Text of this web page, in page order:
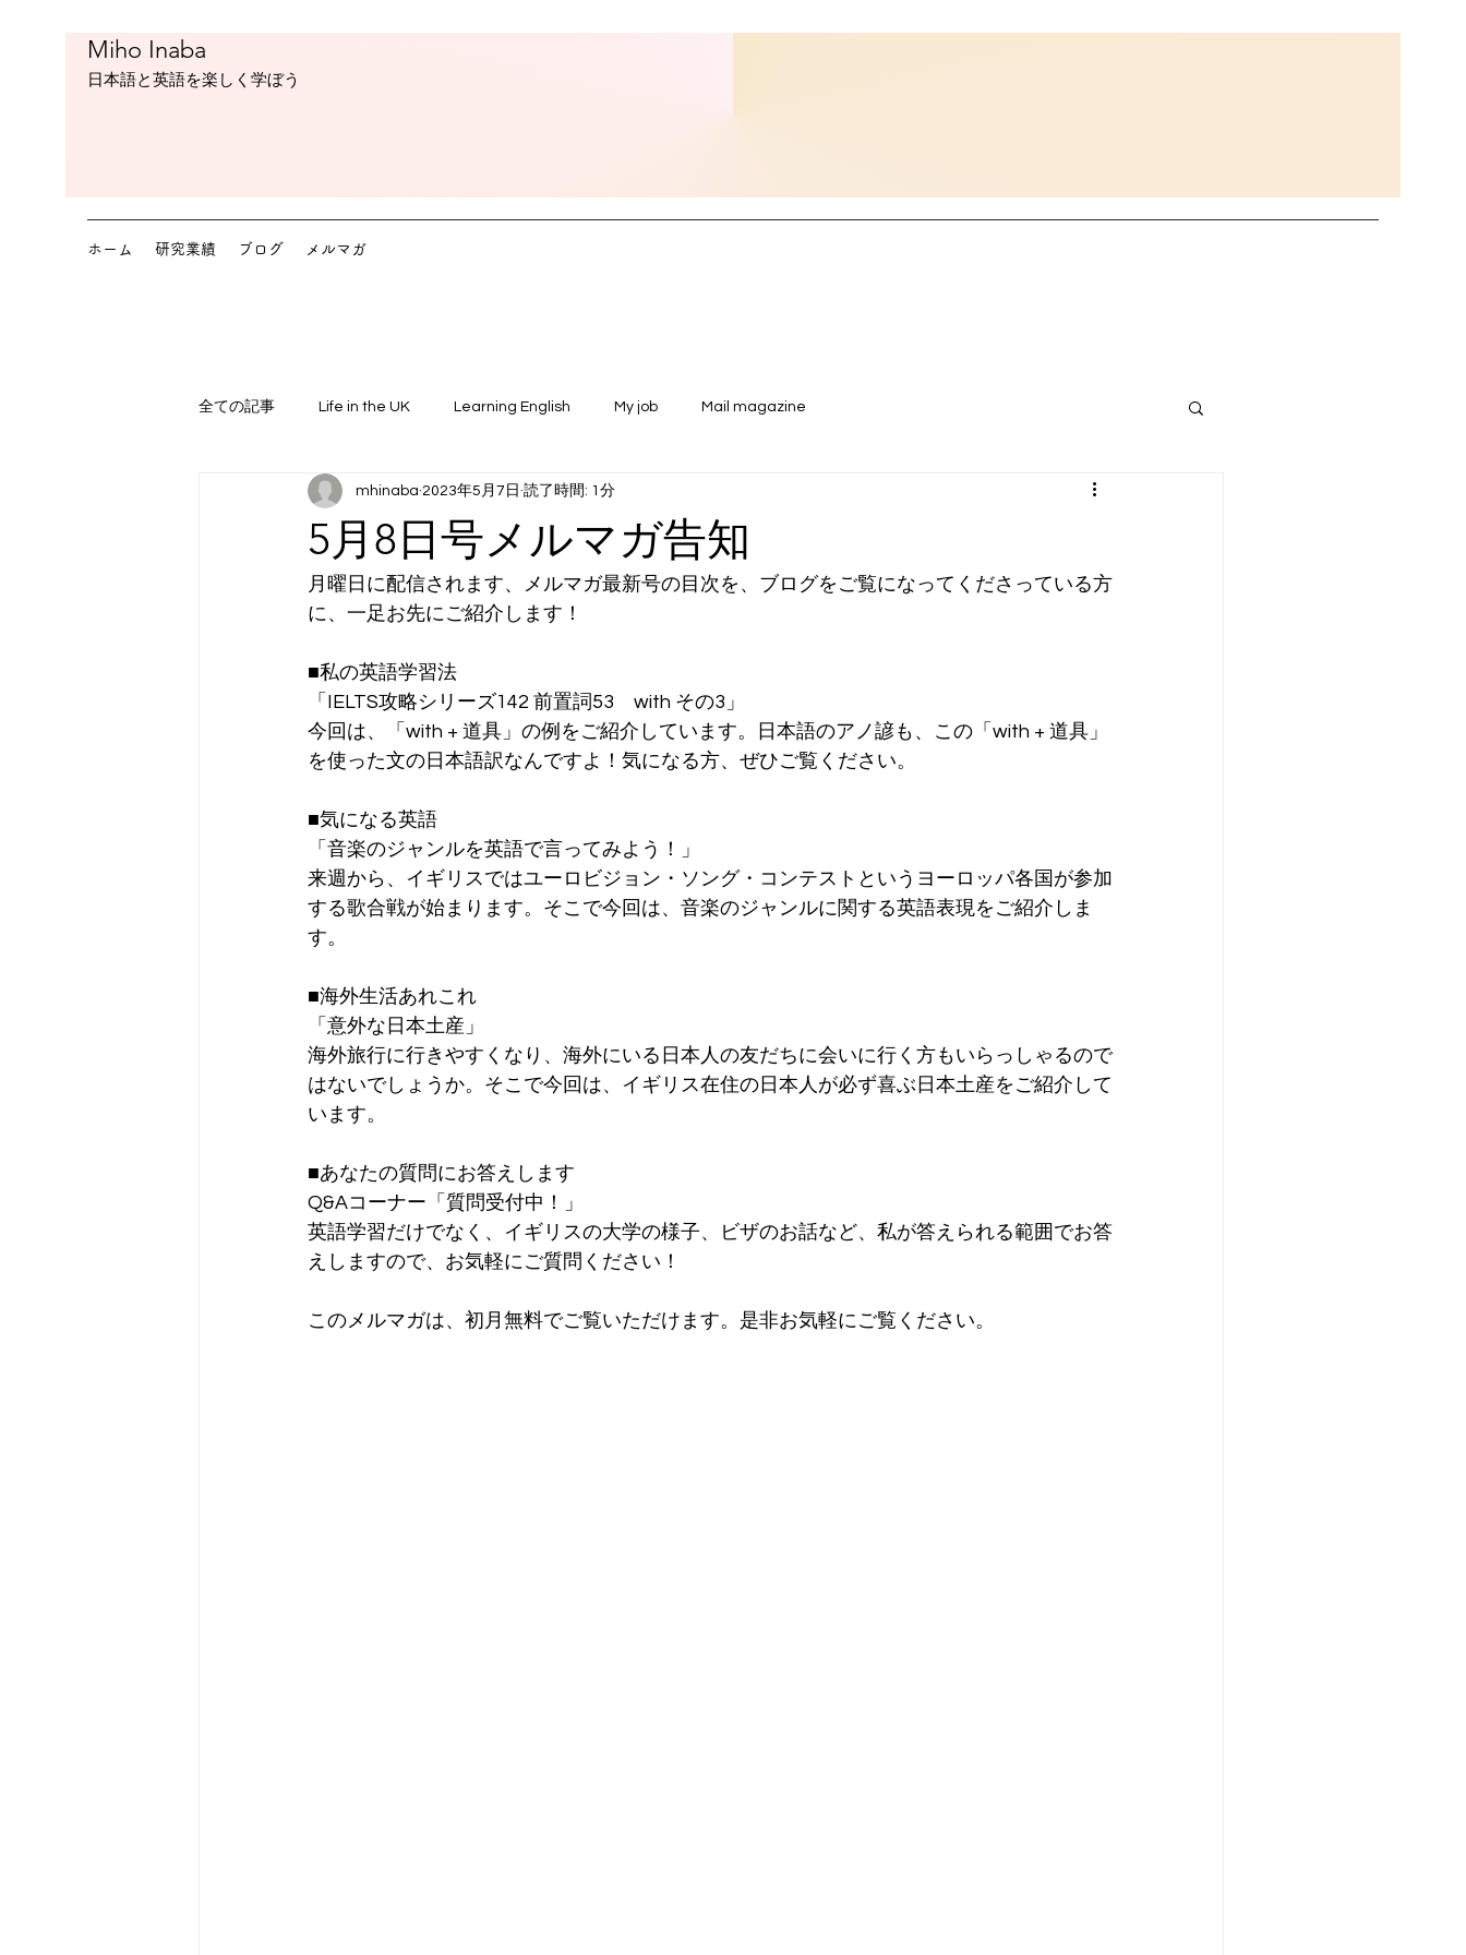
Miho Inaba
​日本語と英語を楽しく学ぼう
ホーム 研究業績 ブログ メルマガ
全ての記事 Life in the UK Learning English My job Mail magazine
5月8日号メルマガ告知
mhinaba 2023年5月7日 読了時間: 1分
月曜日に配信されます、メルマガ最新号の目次を、ブログをご覧になってくださっている方
に、一足お先にご紹介します！
■私の英語学習法
「IELTS攻略シリーズ142 前置詞53　with その3」
今回は、「with + 道具」の例をご紹介しています。日本語のアノ諺も、この「with + 道具」
を使った文の日本語訳なんですよ！気になる方、ぜひご覧ください。
■気になる英語
「音楽のジャンルを英語で言ってみよう！」
来週から、イギリスではユーロビジョン・ソング・コンテストというヨーロッパ各国が参加
する歌合戦が始まります。そこで今回は、音楽のジャンルに関する英語表現をご紹介しま
す。
■海外生活あれこれ
「意外な日本土産」
海外旅行に行きやすくなり、海外にいる日本人の友だちに会いに行く方もいらっしゃるので
はないでしょうか。そこで今回は、イギリス在住の日本人が必ず喜ぶ日本土産をご紹介して
います。
■あなたの質問にお答えします
Q&Aコーナー「質問受付中！」
英語学習だけでなく、イギリスの大学の様子、ビザのお話など、私が答えられる範囲でお答
えしますので、お気軽にご質問ください！
このメルマガは、初月無料でご覧いただけます。是非お気軽にご覧ください。